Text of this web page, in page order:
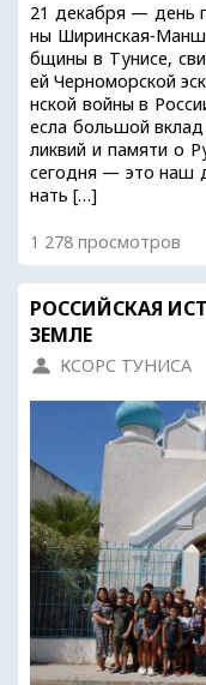
21 декабря — день
ны Ширинская-
бщины в Тунисе,
ей Черноморской
нской войны в
есла большой вклад
ликвий и памяти о
сегодня — это наш
нать […]
1 278 просмотров
РОССИЙСКАЯ
ЗЕМЛЕ
КСОРС ТУНИСА